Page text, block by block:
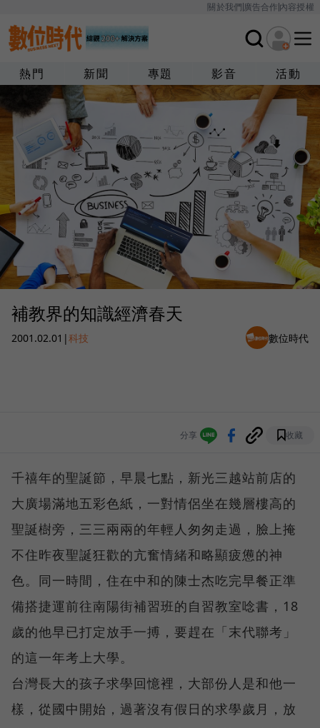
關於我們廣告合作內容授權
熱門 新聞 專題 影音 活動
補教界的知識經濟春天
2001.02.01 |科技 數位時代
分享 收藏
千禧年的聖誕節，早晨七點，新光三越站前店的
大廣場滿地五彩色紙，一對情侶坐在幾層樓高的
聖誕樹旁，三三兩兩的年輕人匆匆走過，臉上掩
不住昨夜聖誕狂歡的亢奮情緒和略顯疲憊的神
色。同一時間，住在中和的陳士杰吃完早餐正準
備搭捷運前往南陽街補習班的自習教室唸書，18
歲的他早已打定放手一搏，要趕在「末代聯考」
的這一年考上大學。
台灣長大的孩子求學回憶裡，大部份人是和他一
樣，從國中開始，過著沒有假日的求學歲月，放